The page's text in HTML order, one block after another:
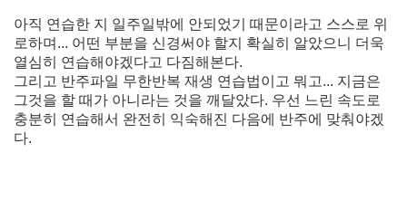
아직 연습한 지 일주일밖에 안되었기 때문이라고 스스로 위
로하며... 어떤 부분을 신경써야 할지 확실히 알았으니 더욱
열심히 연습해야겠다고 다짐해본다.
그리고 반주파일 무한반복 재생 연습법이고 뭐고... 지금은
그것을 할 때가 아니라는 것을 깨달았다. 우선 느린 속도로
충분히 연습해서 완전히 익숙해진 다음에 반주에 맞춰야겠
다.